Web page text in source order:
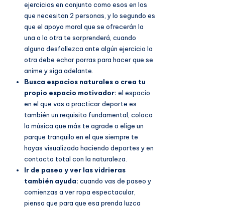
ejercicios en conjunto como esos en los
que necesitan 2 personas, y lo segundo es
que el apoyo moral que se ofrecerán la
una a la otra te sorprenderá, cuando
alguna desfallezca ante algún ejercicio la
otra debe echar porras para hacer que se
anime y siga adelante.
Busca espacios naturales o crea tu
propio espacio motivador: el espacio
en el que vas a practicar deporte es
también un requisito fundamental, coloca
la música que más te agrade o elige un
parque tranquilo en el que siempre te
hayas visualizado haciendo deportes y en
contacto total con la naturaleza.
Ir de paseo y ver las vidrieras
también ayuda: cuando vas de paseo y
comienzas a ver ropa espectacular,
piensa que para que esa prenda luzca